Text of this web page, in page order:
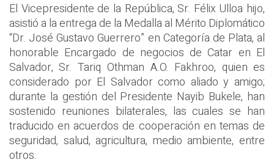
El Vicepresidente de la República, Sr. Félix Ulloa hijo,
asistió a la entrega de la Medalla al Mérito Diplomático
“Dr. José Gustavo Guerrero” en Categoría de Plata, al
honorable Encargado de negocios de Catar en El
Salvador, Sr. Tariq Othman A.O. Fakhroo, quien es
considerado por El Salvador como aliado y amigo;
durante la gestión del Presidente Nayib Bukele, han
sostenido reuniones bilaterales, las cuales se han
traducido en acuerdos de cooperación en temas de
seguridad, salud, agricultura, medio ambiente, entre
otros.